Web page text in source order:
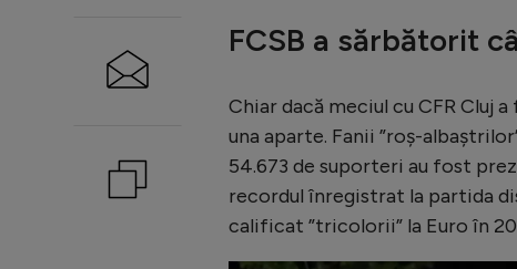
FCSB a sărbătorit
Chiar dacă meciul cu CFR Cluj
una aparte. Fanii ”roș-
54.673 de suporteri au fost
recordul înregistrat la partida
calificat ”tricolorii” la Euro în